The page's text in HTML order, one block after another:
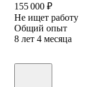
155 000 ₽
Не ищет работу
Общий опыт
8 лет 4 месяца